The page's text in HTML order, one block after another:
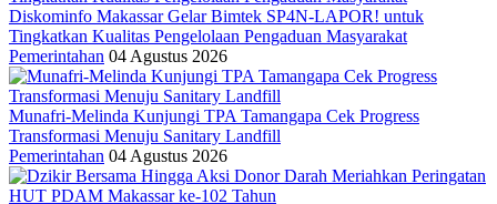
Diskominfo Makassar Gelar Bimtek SP4N-LAPOR! untuk
Tingkatkan Kualitas Pengelolaan Pengaduan Masyarakat
Pemerintahan 04 Agustus 2026
Munafri-Melinda Kunjungi TPA Tamangapa Cek Progress
Transformasi Menuju Sanitary Landfill
Pemerintahan 04 Agustus 2026